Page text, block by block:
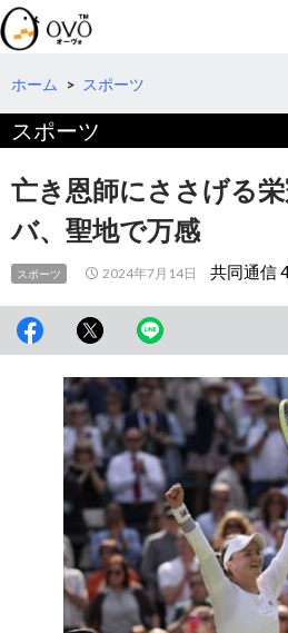
検
索
コ
テ
へ
ホーム > スポーツ
スポーツ
亡き恩師にささげる
バ、聖地で万感
スポーツ 2024年7月14日 共同通信